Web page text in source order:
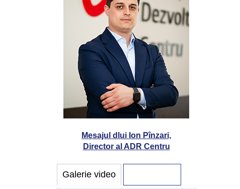
Mesajul dlui Ion Pînzari,
Director al ADR Centru
Galerie video